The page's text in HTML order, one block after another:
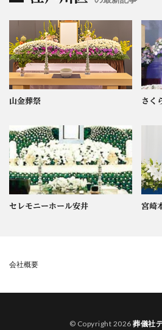
山金葬祭 さく
セレモニーホール安井 宮崎
会社概要
© Copyright 2026葬儀社